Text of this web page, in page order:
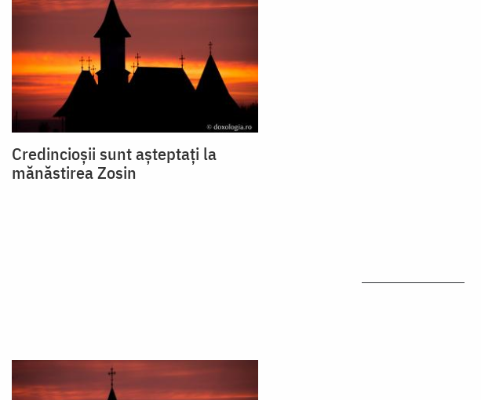
Credincioșii sunt așteptați la
mănăstirea Zosin